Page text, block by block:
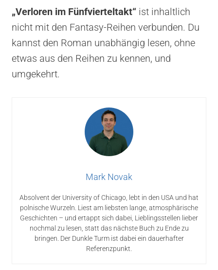
„Verloren im Fünfvierteltakt“ ist inhaltlich
nicht mit den Fantasy-Reihen verbunden. Du
kannst den Roman unabhängig lesen, ohne
etwas aus den Reihen zu kennen, und
umgekehrt.
Mark Novak
Absolvent der University of Chicago, lebt in den USA und hat
polnische Wurzeln. Liest am liebsten lange, atmosphärische
Geschichten – und ertappt sich dabei, Lieblingsstellen lieber
nochmal zu lesen, statt das nächste Buch zu Ende zu
bringen. Der Dunkle Turm ist dabei ein dauerhafter
Referenzpunkt.